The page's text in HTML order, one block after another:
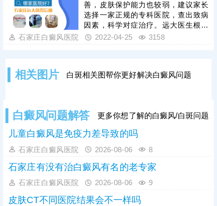
善，皮肤保护能力也较弱，建议家长
选择一家正规的专科医院，查出致病
因素，科学对症治疗。远大医生根据
儿童生长发育规律及皮肤肤质制定治
石家庄白癜风医院 2022-04-25 3158
相关图片 白斑相关图帮你更好解决白癜风问题
白癜风问题解答 更多你想了解的白癜风/白斑问题
儿童白癜风是免疫力差导致的吗
石家庄白癜风医院 2026-08-06 8
石家庄有没有治白癜风有名的老专家
石家庄白癜风医院 2026-08-06 9
皮肤CT不同医院结果会不一样吗